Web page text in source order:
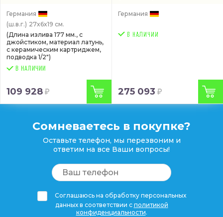
Германия
(ш.в.г.) 27x6x19 см.
(Длина излива 177 мм., с
джойстиком, материал латунь,
с керамическим картриджем,
подводка 1/2")
В НАЛИЧИИ
109 928
Германия
275 093
Сомневаетесь в покупке?
Оставьте телефон, мы перезвоним и
ответим на все Ваши вопросы!
Соглашаюсь на обработку персональных
данных в соответствии с политикой
конфиденциальности.